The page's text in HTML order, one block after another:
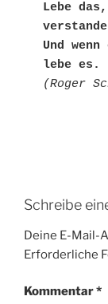
Lebe
Und
lebe es.
(Roger
Schreibe
Deine E-Mail-
Erforderliche
Kommentar*